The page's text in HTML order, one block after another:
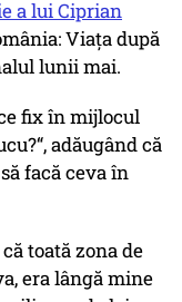
a lui Ciprian
Viața după
lunii mai.
fix în mijlocul
adăugând că
facă ceva în
toată zona de
era lângă mine